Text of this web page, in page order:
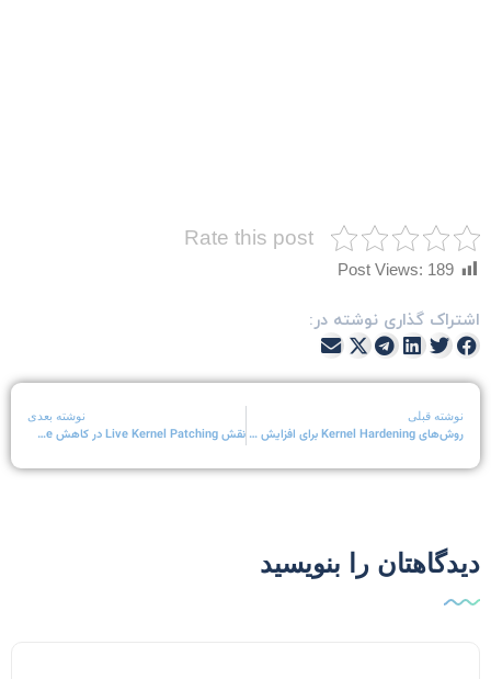
Rate this post
Post Views: 189
گذاری نوشته در:
نوشته قبلی
روش‌های Kernel Hardening برای افزایش امنیت
نوشته بعدی
نقش Live Kernel Patching در کاهش Downtime
را بنویسید